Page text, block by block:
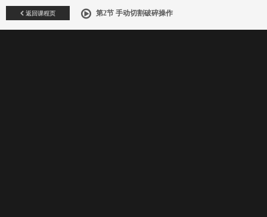
返回课程页 第2节 手动切割破碎操作